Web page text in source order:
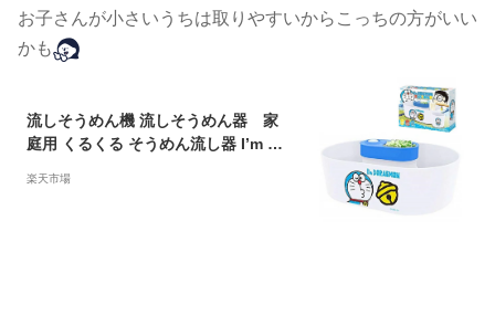
お子さんが小さいうちは取りやすいからこっちの方がいい
かも
流しそうめん機 流しそうめん器 家
庭用 くるくる そうめん流し器 I’m Do
ん器 回転 式 そうめん 流し 器【送料
楽天市場